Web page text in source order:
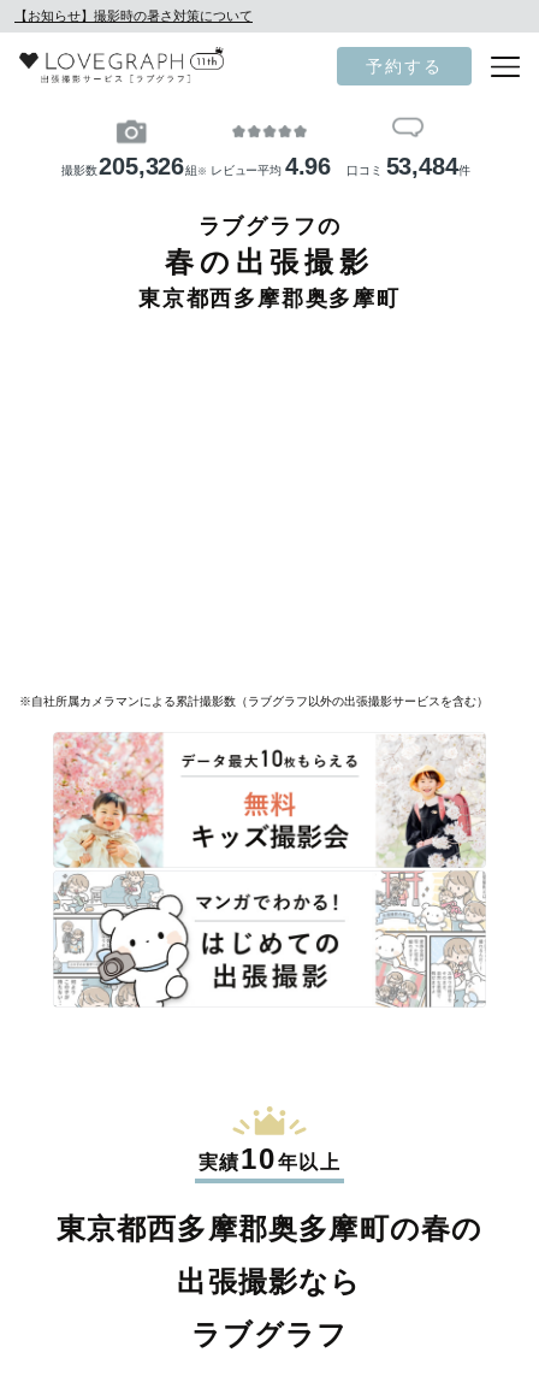
【お知らせ】撮影時の暑さ対策について
予約する
撮影数205,326組 ※ レビュー平均 4.96 口コミ 53,484件
ラブグラフの
春の出張撮影
東京都西多摩郡奥多摩町
※自社所属カメラマンによる累計撮影数（ラブグラフ以外の出張撮影サービスを含む）
実績10年以上
東京都西多摩郡奥多摩町の春の
出張撮影なら
ラブグラフ